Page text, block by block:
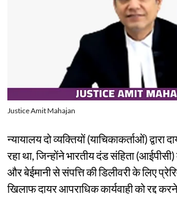
Justice Amit Mahajan
न्यायालय दो व्यक्तियों (याचिकाकर्ताओं) द्वारा
रहा था, जिन्होंने भारतीय दंड संहिता
और बेईमानी से संपत्ति की डिलीवरी के लिए
खिलाफ दायर आपराधिक कार्यवाही को रद्द